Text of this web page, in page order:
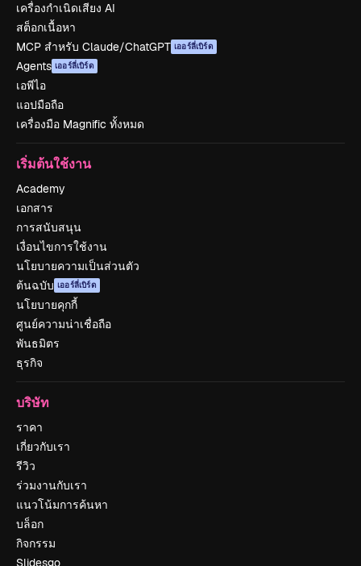
เครื่องกำเนิดเสียง AI
สต็อกเนื้อหา
MCP สำหรับ Claude/ChatGPT เออร์ลี่เบิร์ด
Agents เออร์ลี่เบิร์ด
เอพีไอ
แอปมือถือ
เครื่องมือ Magnific ทั้งหมด
เริ่มต้นใช้งาน
Academy
เอกสาร
การสนับสนุน
เงื่อนไขการใช้งาน
นโยบายความเป็นส่วนตัว
ต้นฉบับ เออร์ลี่เบิร์ด
นโยบายคุกกี้
ศูนย์ความน่าเชื่อถือ
พันธมิตร
ธุรกิจ
บริษัท
ราคา
เกี่ยวกับเรา
รีวิว
ร่วมงานกับเรา
แนวโน้มการค้นหา
บล็อก
กิจกรรม
Slidesgo